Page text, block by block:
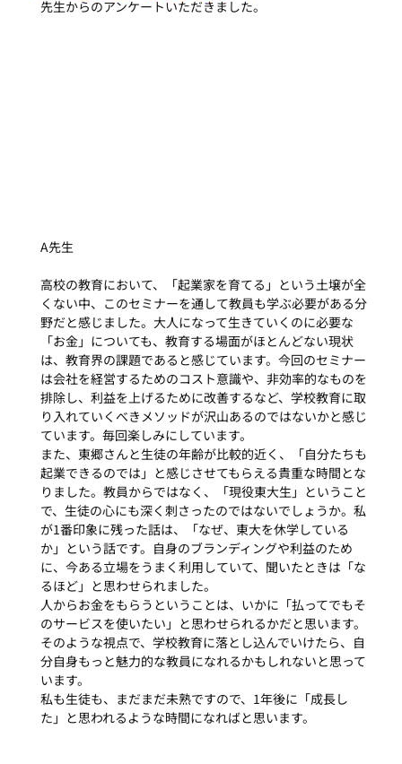
先生からのアンケートいただきました。
A先生
高校の教育において、「起業家を育てる」という土壌が全
くない中、このセミナーを通して教員も学ぶ必要がある分
野だと感じました。大人になって生きていくのに必要な
「お金」についても、教育する場面がほとんどない現状
は、教育界の課題であると感じています。今回のセミナー
は会社を経営するためのコスト意識や、非効率的なものを
排除し、利益を上げるために改善するなど、学校教育に取
り入れていくべきメソッドが沢山あるのではないかと感じ
ています。毎回楽しみにしています。
また、東郷さんと生徒の年齢が比較的近く、「自分たちも
起業できるのでは」と感じさせてもらえる貴重な時間とな
りました。教員からではなく、「現役東大生」ということ
で、生徒の心にも深く刺さったのではないでしょうか。私
が1番印象に残った話は、「なぜ、東大を休学している
か」という話です。自身のブランディングや利益のため
に、今ある立場をうまく利用していて、聞いたときは「な
るほど」と思わせられました。
人からお金をもらうということは、いかに「払ってでもそ
のサービスを使いたい」と思わせられるかだと思います。
そのような視点で、学校教育に落とし込んでいけたら、自
分自身もっと魅力的な教員になれるかもしれないと思って
います。
私も生徒も、まだまだ未熟ですので、1年後に「成長し
た」と思われるような時間になればと思います。